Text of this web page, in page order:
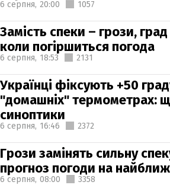
6 серпня, 20:00 1057
Замість спеки – грози,
коли погіршиться погода
6 серпня, 18:53 2131
Українці фіксують +50
"домашніх" термометрах:
синоптики
6 серпня, 16:46 2372
Грози замінять сильну
прогноз погоди на
6 серпня, 08:00 3358